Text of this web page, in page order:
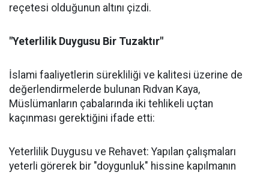
reçetesi olduğunun altını çizdi.
"Yeterlilik Duygusu Bir Tuzaktır"
İslami faaliyetlerin sürekliliği ve kalitesi üzerine de
değerlendirmelerde bulunan Rıdvan Kaya,
Müslümanların çabalarında iki tehlikeli uçtan
kaçınması gerektiğini ifade etti:
Yeterlilik Duygusu ve Rehavet: Yapılan çalışmaları
yeterli görerek bir "doygunluk" hissine kapılmanın